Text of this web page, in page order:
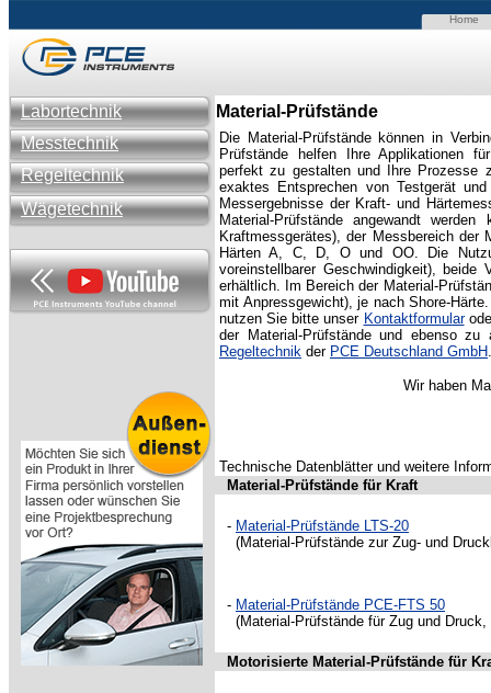
Home
Labortechnik
Messtechnik
Regeltechnik
Wägetechnik
Material-Prüfstände
Die Material-Prüfstände können in
Prüfstände helfen Ihre Applikationen für
perfekt zu gestalten und Ihre Prozesse
exaktes Entsprechen von Testgerät
Messergebnisse der Kraft- und
Material-Prüfstände angewandt
Kraftmessgerätes), der Messbereich
Härten A, C, D, O und OO. Die
voreinstellbarer Geschwindigkeit),
erhältlich. Im Bereich der Material-
mit Anpressgewicht), je nach Shore-
nutzen Sie bitte unser Kontaktformular
der Material-Prüfstände und ebenso
Regeltechnik der PCE Deutschland GmbH.
Wir haben
Technische Datenblätter und weitere
Material-Prüfstände für Kraft
- Material-Prüfstände LTS-20
(Material-Prüfstände zur Zug- und
- Material-Prüfstände PCE-FTS 50
(Material-Prüfstände für Zug und
Motorisierte Material-Prüfstände für